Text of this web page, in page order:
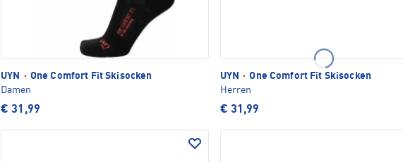
UYN · One Comfort Fit Skisocken
Damen
€ 31,99
UYN · One Comfort Fit Skisocken
Herren
€ 31,99